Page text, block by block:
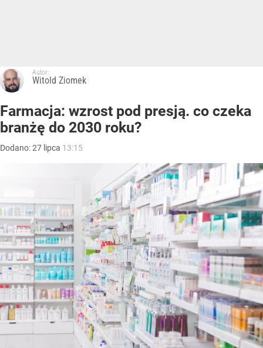
Autor:
Witold Ziomek
Farmacja: wzrost pod presją. co czeka
branżę do 2030 roku?
Dodano:27 lipca 13:15